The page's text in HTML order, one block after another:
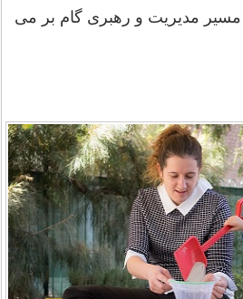
مدیریت و رهبری گام بر می